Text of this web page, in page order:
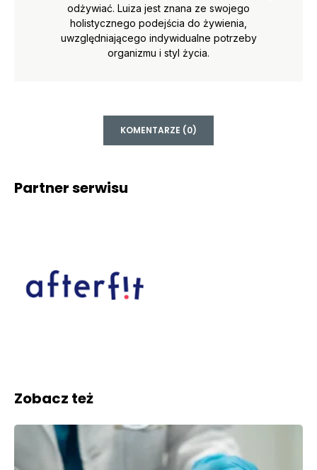
odżywiać. Luiza jest znana ze swojego
holistycznego podejścia do żywienia,
uwzględniającego indywidualne potrzeby
organizmu i styl życia.
KOMENTARZE (0)
Partner serwisu
Zobacz też